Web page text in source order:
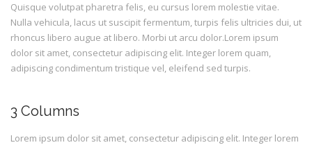
Quisque volutpat pharetra felis, eu cursus lorem molestie vitae.
Nulla vehicula, lacus ut suscipit fermentum, turpis felis ultricies dui, ut
rhoncus libero augue at libero. Morbi ut arcu dolor.Lorem ipsum
dolor sit amet, consectetur adipiscing elit. Integer lorem quam,
adipiscing condimentum tristique vel, eleifend sed turpis.
3 Columns
Lorem ipsum dolor sit amet, consectetur adipiscing elit. Integer lorem